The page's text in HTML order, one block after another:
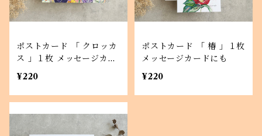
ポストカード 「 クロッカ
ス 」１枚 メッセージカー
ドにも
¥220
ポストカード 「 椿 」１枚
メッセージカードにも
¥220